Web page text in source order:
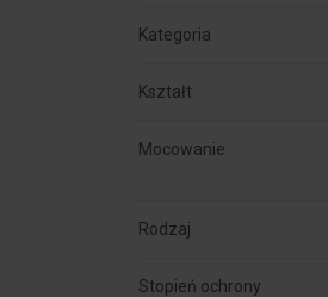
Kategoria
Kształt
Mocowanie
Rodzaj
Stopień ochrony